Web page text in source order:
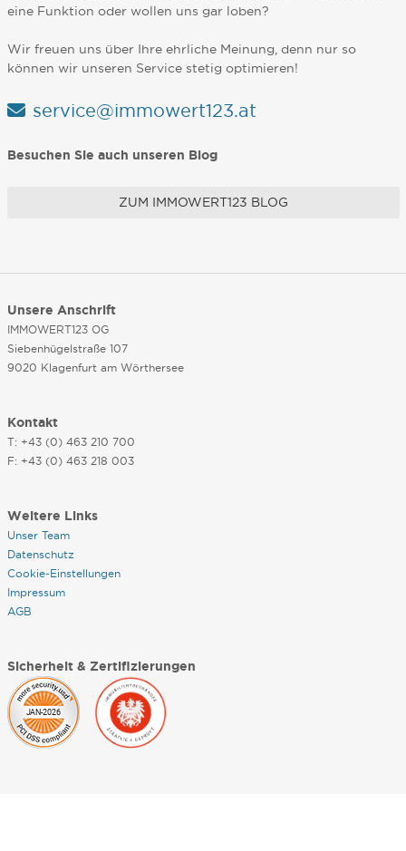
eine Funktion oder wollen uns gar loben?
Wir freuen uns über Ihre ehrliche Meinung, denn nur so
können wir unseren Service stetig optimieren!
service@immowert123.at
Besuchen Sie auch unseren Blog
ZUM IMMOWERT123 BLOG
Unsere Anschrift
IMMOWERT123 OG
Siebenhügelstraße 107
9020 Klagenfurt am Wörthersee
Kontakt
T: +43 (0) 463 210 700
F: +43 (0) 463 218 003
Weitere Links
Unser Team
Datenschutz
Cookie-Einstellungen
Impressum
AGB
Sicherheit & Zertifizierungen